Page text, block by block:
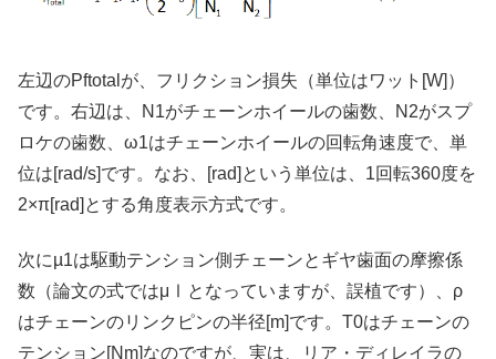
左辺のPftotalが、フリクション損失（単位はワット[W]）
です。右辺は、N1がチェーンホイールの歯数、N2がスプ
ロケの歯数、ω1はチェーンホイールの回転角速度で、単
位は[rad/s]です。なお、[rad]という単位は、1回転360度を
2×π[rad]とする角度表示方式です。
次にµ1は駆動テンション側チェーンとギヤ歯面の摩擦係
数（論文の式ではμⅠとなっていますが、誤植です）、ρ
はチェーンのリンクピンの半径[m]です。T0はチェーンの
テンション[Nm]なのですが、実は、リア・ディレイラの